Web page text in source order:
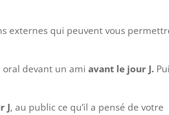
externes qui peuvent vous
devant un ami avant le jour J.
J, au public ce qu’il a pensé de votre